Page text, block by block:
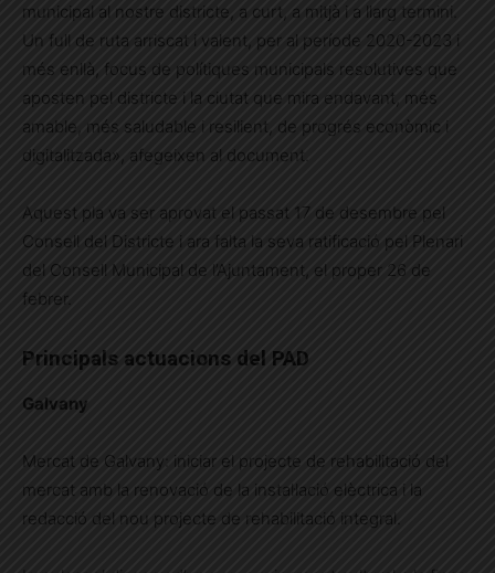
municipal al nostre districte, a curt, a mitjà i a llarg termini.
Un full de ruta arriscat i valent, per al període 2020-2023 i
més enllà, focus de polítiques municipals resolutives que
aposten pel districte i la ciutat que mira endavant, més
amable, més saludable i resilient, de progrés econòmic i
digitalitzada», afegeixen al document.
Aquest pla va ser aprovat el passat 17 de desembre pel
Consell del Districte i ara falta la seva ratificació pel Plenari
del Consell Municipal de l’Ajuntament, el proper 26 de
febrer.
Principals actuacions del PAD
Galvany
Mercat de Galvany: iniciar el projecte de rehabilitació del
mercat amb la renovació de la instal·lació elèctrica i la
redacció del nou projecte de rehabilitació integral.